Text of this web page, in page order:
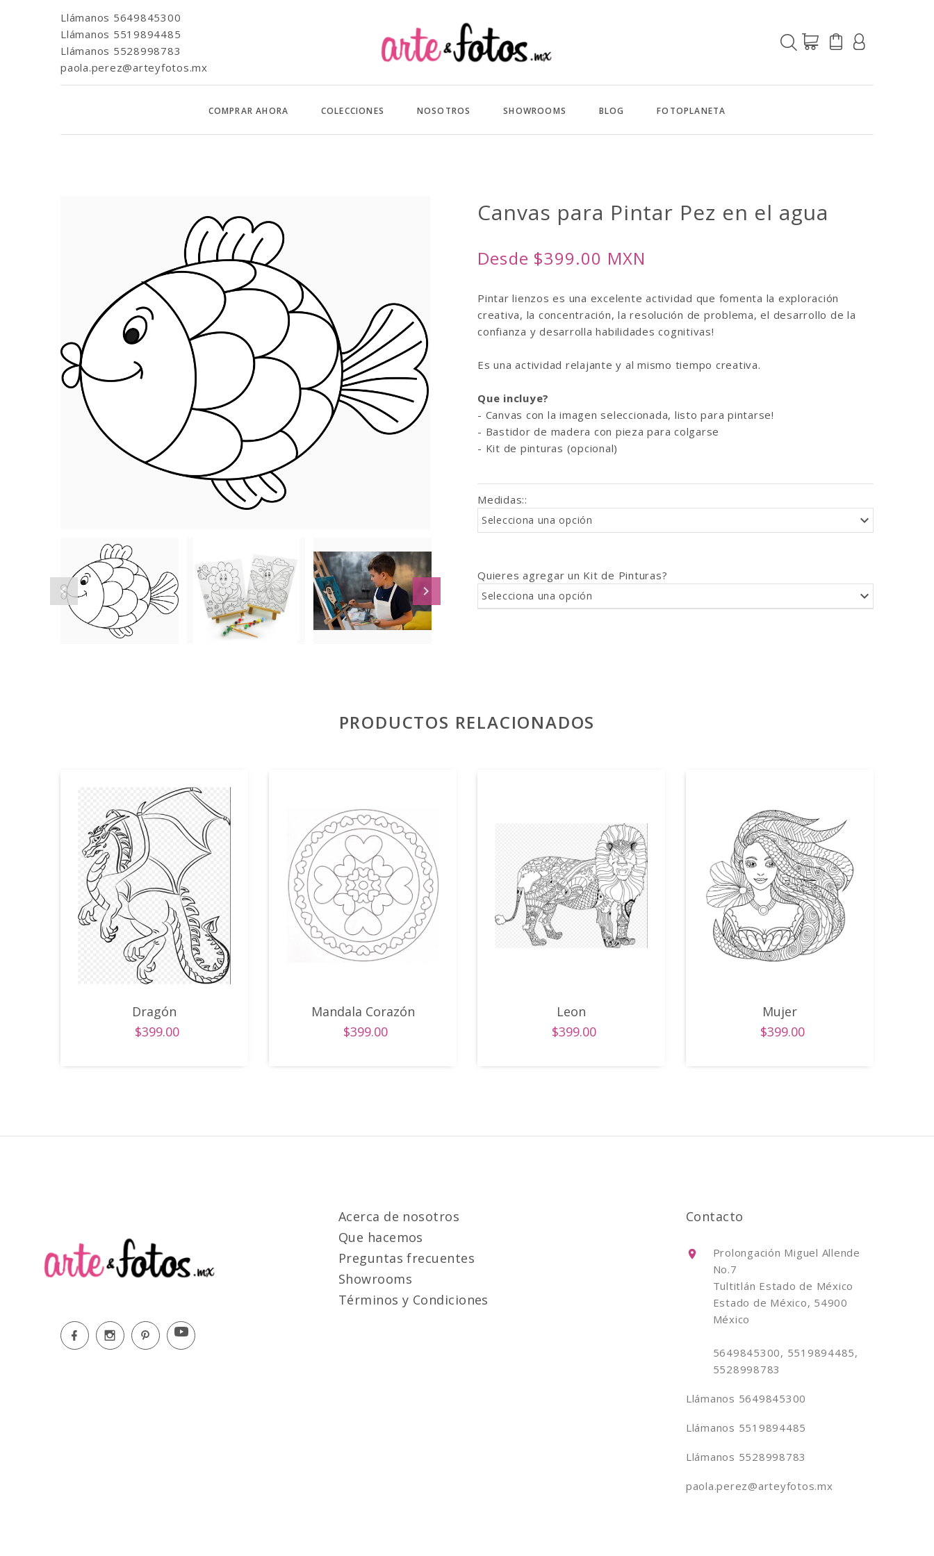
Llámanos 5649845300
Llámanos 5519894485
Llámanos 5528998783
paola.perez@arteyfotos.mx
COMPRAR AHORA COLECCIONES NOSOTROS SHOWROOMS BLOG FOTOPLANETA
Canvas para Pintar Pez en el agua
Desde $399.00 MXN
Pintar lienzos es una excelente actividad que fomenta la exploración
creativa, la concentración, la resolución de problema, el desarrollo de la
confianza y desarrolla habilidades cognitivas!
Es una actividad relajante y al mismo tiempo creativa.
Que incluye?
- Canvas con la imagen seleccionada, listo para pintarse!
- Bastidor de madera con pieza para colgarse
- Kit de pinturas (opcional)
Medidas::
Selecciona una opción
Quieres agregar un Kit de Pinturas?
Selecciona una opción
PRODUCTOS RELACIONADOS
Dragón
$399.00
Mandala Corazón
$399.00
Leon
$399.00
Mujer
$399.00
Acerca de nosotros
Que hacemos
Preguntas frecuentes
Showrooms
Términos y Condiciones
Contacto
Prolongación Miguel Allende
No.7
Tultitlán Estado de México
Estado de México, 54900
México
5649845300, 5519894485,
5528998783
Llámanos 5649845300
Llámanos 5519894485
Llámanos 5528998783
paola.perez@arteyfotos.mx